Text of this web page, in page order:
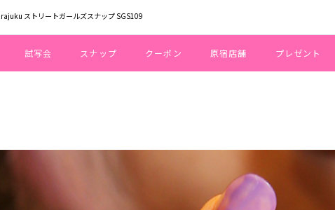
ストリートガールズスナップ SGS109
試写会 スナップ クーポン 原宿店舗 プレゼント